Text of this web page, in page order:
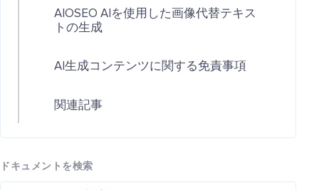
AIOSEO AIを使用した画像代替テキス
トの生成
AI生成コンテンツに関する免責事項
関連記事
ドキュメントを検索